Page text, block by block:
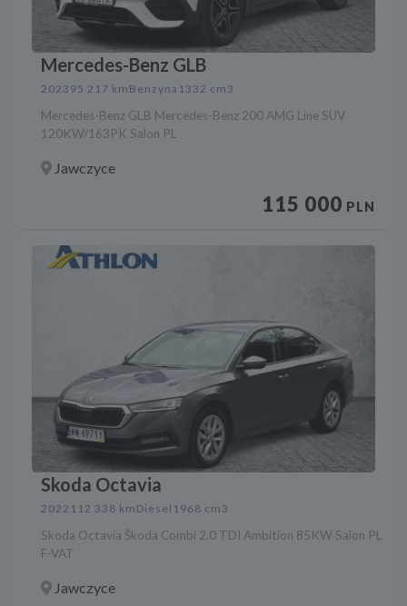
Mercedes-Benz GLB
2023 95 217 km Benzyna 1332 cm3
Mercedes-Benz GLB Mercedes-Benz 200 AMG Line SUV
120KW/163PK Salon PL
Jawczyce
115 000 PLN
Skoda Octavia
2022 112 338 km Diesel 1968 cm3
Skoda Octavia Škoda Combi 2.0 TDI Ambition 85KW Salon PL
F-VAT
Jawczyce